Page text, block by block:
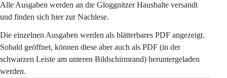
Alle Ausgaben werden an die Gloggnitzer Haushalte versandt
und finden sich hier zur Nachlese.
Die einzelnen Ausgaben werden als blätterbares PDF angezeigt.
Sobald geöffnet, können diese aber auch als PDF (in der
schwarzen Leiste am unteren Bildschirmrand) heruntergeladen
werden.